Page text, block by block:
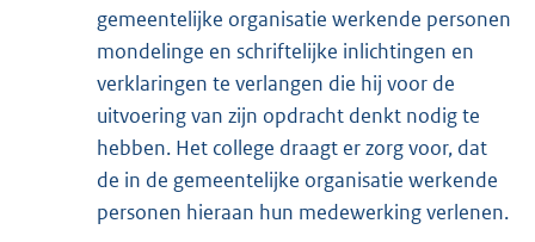
gemeentelijke organisatie werkende personen
mondelinge en schriftelijke inlichtingen en
verklaringen te verlangen die hij voor de
uitvoering van zijn opdracht denkt nodig te
hebben. Het college draagt er zorg voor, dat
de in de gemeentelijke organisatie werkende
personen hieraan hun medewerking verlenen.